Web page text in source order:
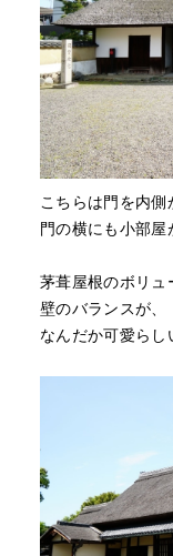
こちらは門を内側
門の横にも小部屋
茅葺屋根のボリュ
壁のバランスが、
なんだか可愛らし